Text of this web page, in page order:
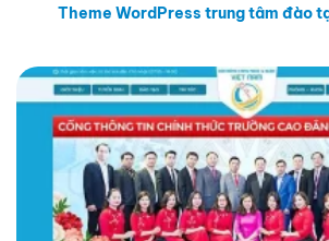
Theme WordPress trung tâm đào